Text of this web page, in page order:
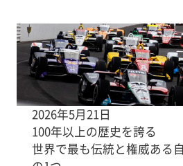
2026年5月21日
100年以上の歴史を誇る
世界で最も伝統と権威ある